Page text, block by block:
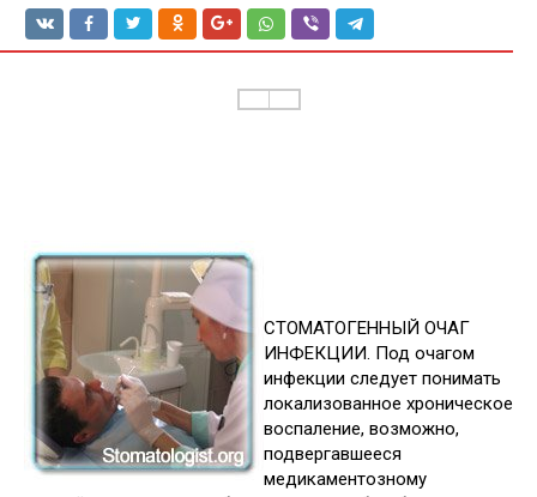
СТОМАТОГЕННЫЙ ОЧАГ
ИНФЕКЦИИ. Под очагом
инфекции следует понимать
локализованное хроническое
воспаление, возможно,
подвергавшееся
медикаментозному